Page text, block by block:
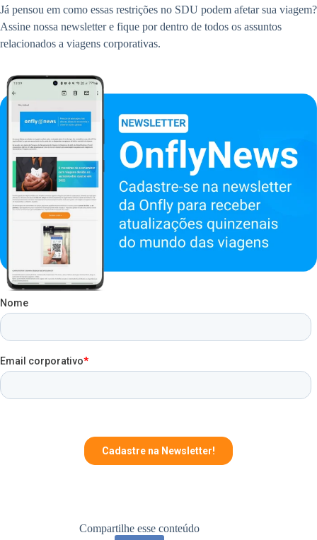
Já pensou em como essas restrições no SDU podem afetar sua viagem?
Assine nossa newsletter e fique por dentro de todos os assuntos
relacionados a viagens corporativas.
Compartilhe esse conteúdo